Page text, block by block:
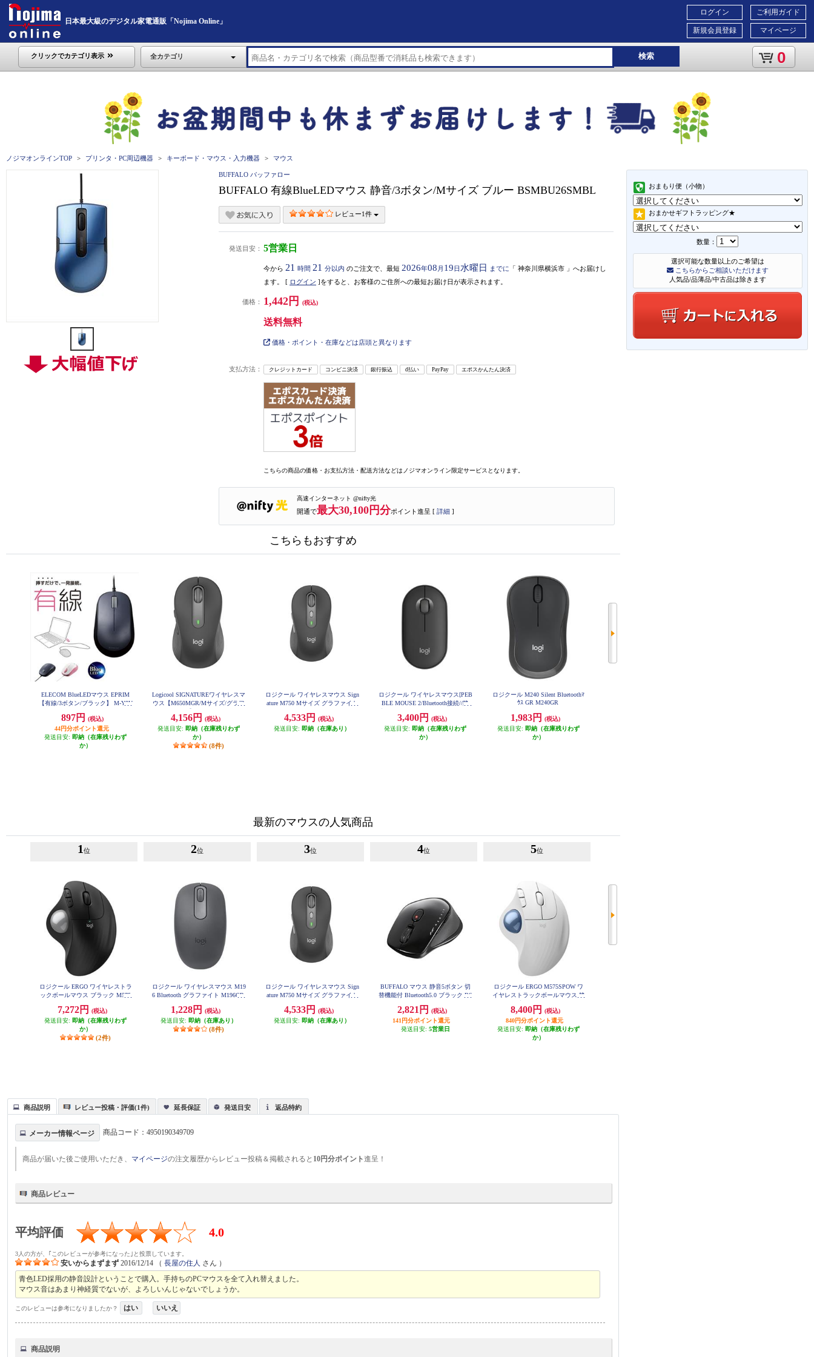
日本最大級のデジタル家電通販「Nojima Online」
ご利用ガイド
マイページ
ログイン
新規会員登録
クリックでカテゴリ表示 全カテゴリ 検索 0
ノジマオンラインTOP プリンタ・PC周辺機器 キーボード・マウス・入力機器 マウス
おまもり便（小物）
おまかせギフトラッピング★
数量：
選択可能な数量以上のご希望は
こちらからご相談いただけます
人気品/品薄品/中古品は除きます
BUFFALO バッファロー
BUFFALO 有線BlueLEDマウス 静音/3ボタン/Mサイズ ブルー BSMBU26SMBL
レビュー1件
発送目安： 5営業日
今から 21 時間 21 分以内 のご注文で、最短 2026年08 月 19日 水曜日 までに 「 神奈川県横浜市 」 へお届けし
ます。 [ ログイン ]をすると、お客様のご住所への最短お届け日が表示されます。
価格： 1,442円 (税込)
送料無料
価格・ポイント・在庫などは店頭と異なります
支払方法： クレジットカード コンビニ決済 銀行振込 d払い PayPay エポスかんたん決済
こちらの商品の価格・お支払方法・配送方法などはノジマオンライン限定サービスとなります。
高速インターネット @nifty光
開通で最大30,100円分ポイント進呈 [ 詳細 ]
こちらもおすすめ
ELECOM BlueLEDマウス EPRIM
【有線/3ボタン/ブラック】 M-Y8U
897円
(税込)
44円分ポイント還元
発送目安: 即納（在庫残りわず
か）
Logicool SIGNATUREワイヤレスマ
ウス【M650MGR/Mサイズ/グラフ
4,156円
(税込)
発送目安: 即納（在庫残りわず
か）
(8件)
ロジクール ワイヤレスマウス Sign
ature M750 Mサイズ グラファイト
4,533円
(税込)
発送目安: 即納（在庫あり）
ロジクール ワイヤレスマウス[PEB
BLE MOUSE 2/Bluetooth接続//静
GR
3,400円
(税込)
発送目安: 即納（在庫残りわず
か）
ロジクール M240 Silent Bluetoothﾏ
ｳｽ GR M240GR
1,983円
(税込)
発送目安: 即納（在庫残りわず
か）
最新のマウスの人気商品
1 位
ロジクール ERGO ワイヤレストラ
ックボールマウス ブラック M575
7,272円
(税込)
発送目安: 即納（在庫残りわず
か）
(2件)
2位
ロジクール ワイヤレスマウス M19
6 Bluetooth グラファイト M196GR
1,228円
(税込)
発送目安: 即納（在庫あり）
(8件)
3位
ロジクール ワイヤレスマウス Sign
ature M750 Mサイズ グラファイト
4,533円
(税込)
発送目安: 即納（在庫あり）
4位
BUFFALO マウス 静音5ボタン 切
替機能付 Bluetooth5.0 ブラック BS
2,821円
(税込)
141円分ポイント還元
発送目安: 5営業日
5位
ロジクール ERGO M575SPOW ワ
イヤレストラックボールマウス 静
8,400円
(税込)
840円分ポイント還元
発送目安: 即納（在庫残りわず
か）
商品説明 レビュー投稿・評価(1件) 延長保証 発送目安 返品特約
メーカー情報ページ 商品コード：4950190349709
商品が届いた後ご使用いただき、 マイページの注文履歴からレビュー投稿＆掲載されると 10円分ポイント進呈！
商品レビュー
平均評価 4.0
3人の方が、｢このレビューが参考になった｣と投票しています。
安いからまずまず 2016/12/14 （長屋の住人 さん ）
青色LED採用の静音設計ということで購入。手持ちのPCマウスを全て入れ替えました。
マウス音はあまり神経質でないが、よろしいんじゃないでしょうか。
このレビューは参考になりましたか？ はい いいえ
商品説明